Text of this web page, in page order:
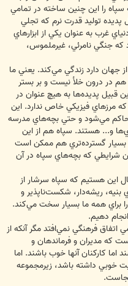
سپاه‌ را اين‌ چنين‌ ساخته‌ در تمامي‌
توليد قدرت‌ نرم‌ كه‌ تجلي‌
غرب‌ به‌ عنوان‌ يكي‌ از ابزارهاي‌
جنگي نامرئي، غيرملموس،
جهان‌ دارد زندگي‌ مي‌كند. يعني‌ ما
در درون‌ خلأ نيست‌ و بر بستر
قبيل‌ پديده‌ها به‌ هيچ‌ عنوان‌ در
مرزهاي‌ فيزيكي‌ خاص‌ ندارد. اين‌
حاكم‌ مي‌شود و حتي‌ بچه‌هاي‌ مدرسه‌
و... هستند. سپاه‌ هم‌ از اين‌
گسترده‌تري‌ هم‌ ممكن‌ است‌
شرايطي‌ كه‌ بچه‌هاي‌ سپاه‌ در آن‌
اين‌ هستيم‌ كه‌ سپاه‌ سرشار از
بنيه، ريشه‌دار، شكست‌ناپذير و
را براي‌ همه‌ ما بسيار سخت‌ مي‌كند.
دهيم.
فرهنگي‌ نمي‌افتد مگر آنكه‌ از
مديران‌ و فرماندهان‌ و
كاركنان‌ آنها خوب‌ باشند. اما
داشته‌ باشد، زيرمجموعه‌